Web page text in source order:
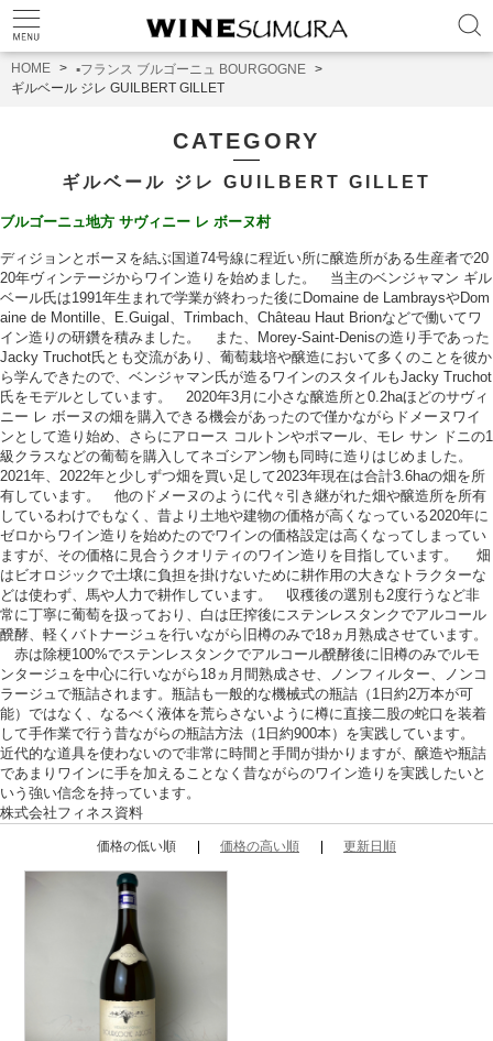
HOME
▪️フランス ブルゴーニュ BOURGOGNE
ギルベール ジレ GUILBERT GILLET
CATEGORY
ギルベール ジレ GUILBERT GILLET
ブルゴーニュ地方 サヴィニー レ ボーヌ村
ディジョンとボーヌを結ぶ国道74号線に程近い所に醸造所がある生産者で20
20年ヴィンテージからワイン造りを始めました。 当主のベンジャマン ギル
ベール氏は1991年生まれで学業が終わった後にDomaine de LambraysやDom
aine de Montille、E.Guigal、Trimbach、Château Haut Brionなどで働いてワ
イン造りの研鑽を積みました。 また、Morey-Saint-Denisの造り手であった
Jacky Truchot氏とも交流があり、葡萄栽培や醸造において多くのことを彼か
ら学んできたので、ベンジャマン氏が造るワインのスタイルもJacky Truchot
氏をモデルとしています。 2020年3月に小さな醸造所と0.2haほどのサヴィ
ニー レ ボーヌの畑を購入できる機会があったので僅かながらドメーヌワイ
ンとして造り始め、さらにアロース コルトンやポマール、モレ サン ドニの1
級クラスなどの葡萄を購入してネゴシアン物も同時に造りはじめました。
2021年、2022年と少しずつ畑を買い足して2023年現在は合計3.6haの畑を所
有しています。 他のドメーヌのように代々引き継がれた畑や醸造所を所有
しているわけでもなく、昔より土地や建物の価格が高くなっている2020年に
ゼロからワイン造りを始めたのでワインの価格設定は高くなってしまってい
ますが、その価格に見合うクオリティのワイン造りを目指しています。 畑
はビオロジックで土壌に負担を掛けないために耕作用の大きなトラクターな
どは使わず、馬や人力で耕作しています。 収穫後の選別も2度行うなど非
常に丁寧に葡萄を扱っており、白は圧搾後にステンレスタンクでアルコール
醗酵、軽くバトナージュを行いながら旧樽のみで18ヵ月熟成させています。
赤は除梗100%でステンレスタンクでアルコール醗酵後に旧樽のみでルモ
ンタージュを中心に行いながら18ヵ月間熟成させ、ノンフィルター、ノンコ
ラージュで瓶詰されます。瓶詰も一般的な機械式の瓶詰（1日約2万本が可
能）ではなく、なるべく液体を荒らさないように樽に直接二股の蛇口を装着
して手作業で行う昔ながらの瓶詰方法（1日約900本）を実践しています。
近代的な道具を使わないので非常に時間と手間が掛かりますが、醸造や瓶詰
であまりワインに手を加えることなく昔ながらのワイン造りを実践したいと
いう強い信念を持っています。
株式会社フィネス資料
価格の低い順 価格の高い順 更新日順